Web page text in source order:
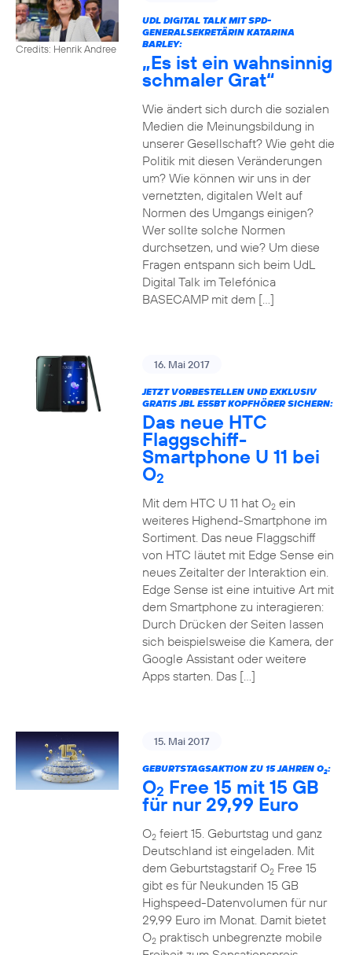
Credits: Henrik Andree
UDL DIGITAL TALK MIT SPD-
GENERALSEKRETÄRIN KATARINA
BARLEY:
„Es ist ein wahnsinnig
schmaler Grat“
Wie ändert sich durch die sozialen
Medien die Meinungsbildung in
unserer Gesellschaft? Wie geht die
Politik mit diesen Veränderungen
um? Wie können wir uns in der
vernetzten, digitalen Welt auf
Normen des Umgangs einigen?
Wer sollte solche Normen
durchsetzen, und wie? Um diese
Fragen entspann sich beim UdL
Digital Talk im Telefónica
BASECAMP mit dem […]
16. Mai 2017
JETZT VORBESTELLEN UND EXKLUSIV
GRATIS JBL E55BT KOPFHÖRER SICHERN:
Das neue HTC
Flaggschiff-
Smartphone U 11 bei
O2
Mit dem HTC U 11 hat O2ein
weiteres Highend-Smartphone im
Sortiment. Das neue Flaggschiff
von HTC läutet mit Edge Sense ein
neues Zeitalter der Interaktion ein.
Edge Sense ist eine intuitive Art mit
dem Smartphone zu interagieren:
Durch Drücken der Seiten lassen
sich beispielsweise die Kamera, der
Google Assistant oder weitere
Apps starten. Das […]
15. Mai 2017
GEBURTSTAGSAKTION ZU 15 JAHREN O2:
O2 Free 15 mit 15 GB
für nur 29,99 Euro
O2feiert 15. Geburtstag und ganz
Deutschland ist eingeladen. Mit
dem Geburtstagstarif O2Free 15
gibt es für Neukunden 15 GB
Highspeed-Datenvolumen für nur
29,99 Euro im Monat. Damit bietet
O2praktisch unbegrenzte mobile